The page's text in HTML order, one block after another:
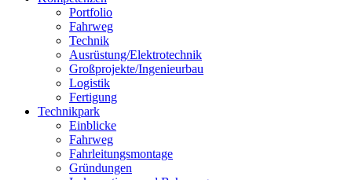
Portfolio
Fahrweg
Technik
Ausrüstung/Elektrotechnik
Großprojekte/Ingenieurbau
Logistik
Fertigung
Technikpark
Einblicke
Fahrweg
Fahrleitungsmontage
Gründungen